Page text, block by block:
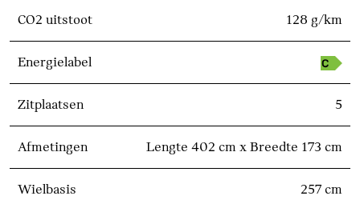
CO2 uitstoot 128 g/km
Energielabel
Zitplaatsen 5
Afmetingen Lengte 402 cm x Breedte 173 cm
Wielbasis 257 cm